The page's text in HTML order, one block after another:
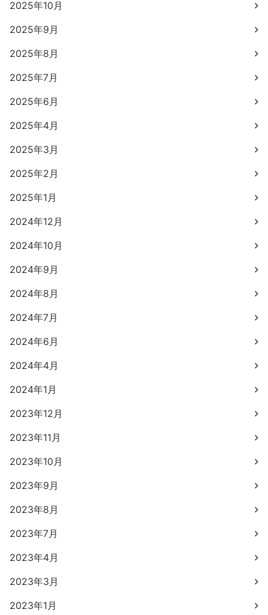
2025年10月
2025年9月
2025年8月
2025年7月
2025年6月
2025年4月
2025年3月
2025年2月
2025年1月
2024年12月
2024年10月
2024年9月
2024年8月
2024年7月
2024年6月
2024年4月
2024年1月
2023年12月
2023年11月
2023年10月
2023年9月
2023年8月
2023年7月
2023年4月
2023年3月
2023年1月